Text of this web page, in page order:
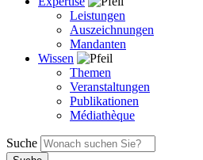
Leistungen
Auszeichnungen
Mandanten
Wissen
Themen
Veranstaltungen
Publikationen
Médiathèque
Suche